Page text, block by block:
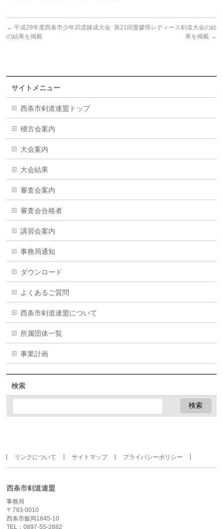
← 平成29年度西条市少年武道錬成大会
の結果を掲載
第21回愛媛県レディース剣道大会の結
果を掲載 →
サイトメニュー
西条市剣道連盟トップ
稽古会案内
大会案内
大会結果
審査会案内
審査会合格者
講習会案内
事務局通知
ダウンロード
よくあるご質問
西条市剣道連盟について
所属団体一覧
事業計画
検索
リンクについて サイトマップ プライバシーポリシー
西条市剣道連盟
事務局
〒793-0010
西条市飯岡1845-10
TEL：0897-55-2882